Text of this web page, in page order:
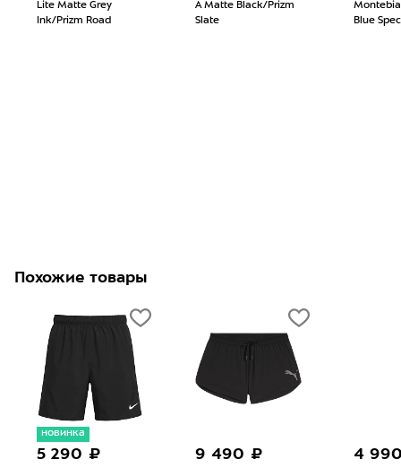
Lite Matte Grey
Ink/Prizm Road
A Matte Black/Prizm
Slate
Blue
Похожие товары
новинка
5 290 ₽ 9 490 ₽ 4